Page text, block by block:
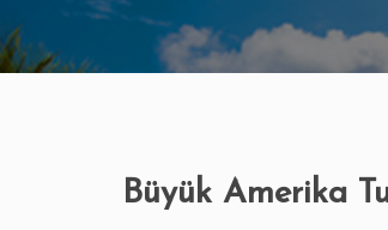
Büyük Amerika